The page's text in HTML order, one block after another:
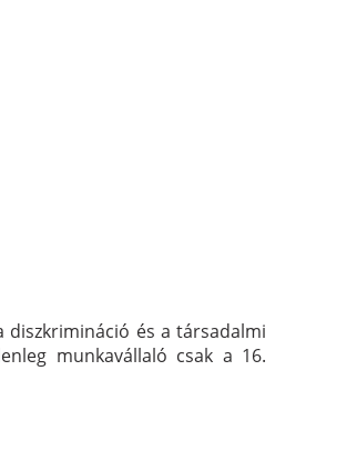
diszkrimináció és a társadalmi
munkavállaló csak a 16.